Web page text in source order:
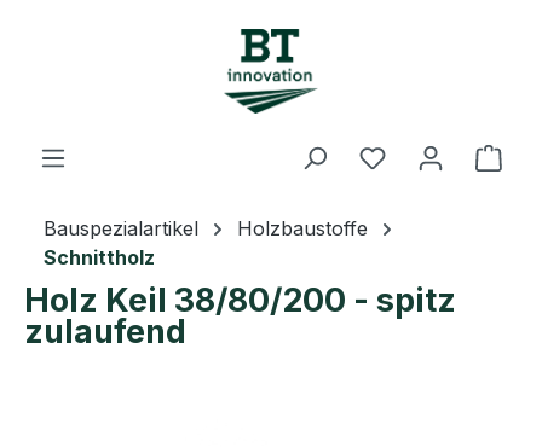
Zum Hauptinhalt springen
Du hast 0
Bauspezialartikel
Holzbaustoffe
Schnittholz
Holz Keil 38/80/200 - spitz
zulaufend